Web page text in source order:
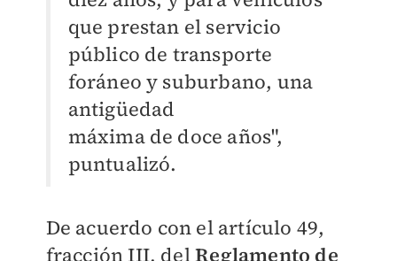
que prestan el servicio
público de transporte
foráneo y suburbano, una
antigüedad
máxima de doce años",
puntualizó.
De acuerdo con el artículo 49,
fracción III, del Reglamento de